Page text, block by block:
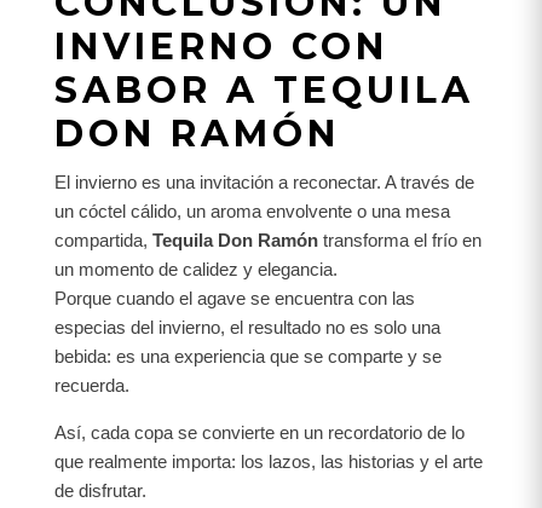
INVIERNO CON
SABOR A TEQUILA
DON RAMÓN
El invierno es una invitación a reconectar. A través de
un cóctel cálido, un aroma envolvente o una mesa
compartida, Tequila Don Ramón transforma el frío en
un momento de calidez y elegancia.
Porque cuando el agave se encuentra con las
especias del invierno, el resultado no es solo una
bebida: es una experiencia que se comparte y se
recuerda.
Así, cada copa se convierte en un recordatorio de lo
que realmente importa: los lazos, las historias y el arte
de disfrutar.